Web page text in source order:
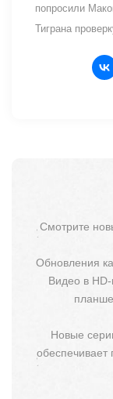
попросили
Тиграна
Смотрите
Обновления
Видео в
Новые
обеспечивает